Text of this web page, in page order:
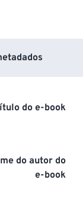
do e-book
do autor do
e-book